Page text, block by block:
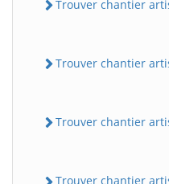
Trouver chantier
Trouver chantier
Trouver chantier
Trouver chantier